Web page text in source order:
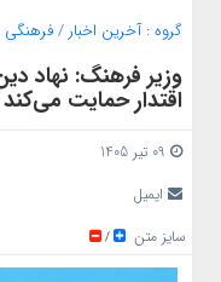
گروه :آخرین اخبار /فرهنگی
وزیر فرهنگ: نهاد
اقتدار حمایت می‌کند
09 تیر 1405
ایمیل
سایز متن
/